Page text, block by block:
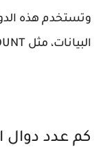
وتستخدم هذه
البيانات، مثل COUNT و AVERAGE و MAX و MIN وغيرها.
كم عدد دوال